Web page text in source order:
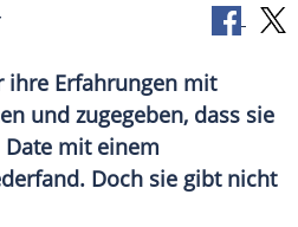
ihre Erfahrungen mit
und zugegeben, dass sie
mit einem
Doch sie gibt nicht